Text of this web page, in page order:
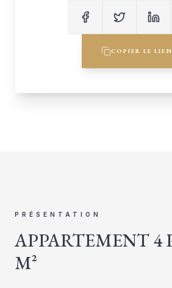
COPIER LE LIEN
PRÉSENTATION
APPARTEMENT 4
M²